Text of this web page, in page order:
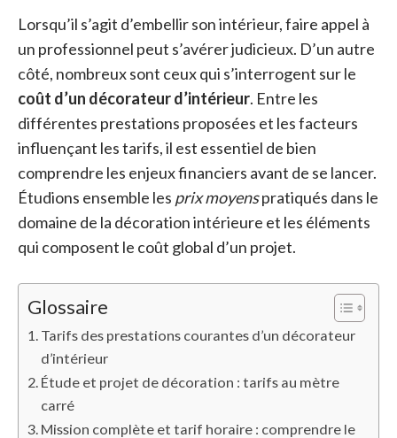
Lorsqu’il s’agit d’embellir son intérieur, faire appel à
un professionnel peut s’avérer judicieux. D’un autre
côté, nombreux sont ceux qui s’interrogent sur le
coût d’un décorateur d’intérieur. Entre les
différentes prestations proposées et les facteurs
influençant les tarifs, il est essentiel de bien
comprendre les enjeux financiers avant de se lancer.
Étudions ensemble les prix moyenspratiqués dans le
domaine de la décoration intérieure et les éléments
qui composent le coût global d’un projet.
Glossaire
Tarifs des prestations courantes d’un décorateur
d’intérieur
Étude et projet de décoration : tarifs au mètre
carré
Mission complète et tarif horaire : comprendre le